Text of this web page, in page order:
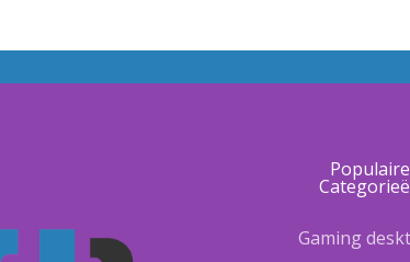
Populaire
Gaming